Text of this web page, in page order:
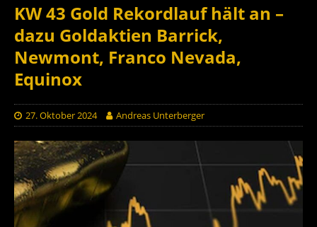
KW 43 Gold Rekordlauf hält an –
dazu Goldaktien Barrick,
Newmont, Franco Nevada,
Equinox
27. Oktober 2024 Andreas Unterberger